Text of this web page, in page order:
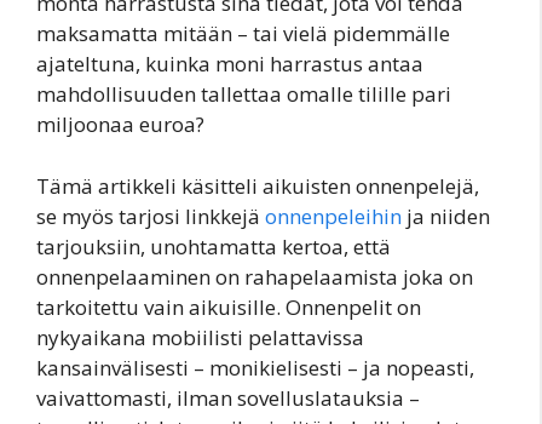
maksamatta mitään – tai vielä pidemmälle
ajateltuna, kuinka moni harrastus antaa
mahdollisuuden tallettaa omalle tilille pari
miljoonaa euroa?
Tämä artikkeli käsitteli aikuisten onnenpelejä,
se myös tarjosi linkkejä onnenpeleihin ja niiden
tarjouksiin, unohtamatta kertoa, että
onnenpelaaminen on rahapelaamista joka on
tarkoitettu vain aikuisille. Onnenpelit on
nykyaikana mobiilisti pelattavissa
kansainvälisesti – monikielisesti – ja nopeasti,
vaivattomasti, ilman sovelluslatauksia –